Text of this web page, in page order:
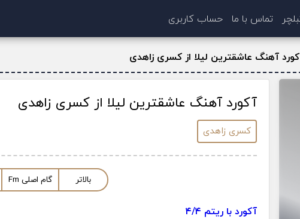
تماس با ما حساب کاربری
آهنگ عاشقترین لیلا از کسری زاهدی
آکورد آهنگ عاشقترین لیلا از کسری زاهدی
کسری زاهدی
بالاتر گام اصلی Fm
آکورد با ریتم ۴/۴